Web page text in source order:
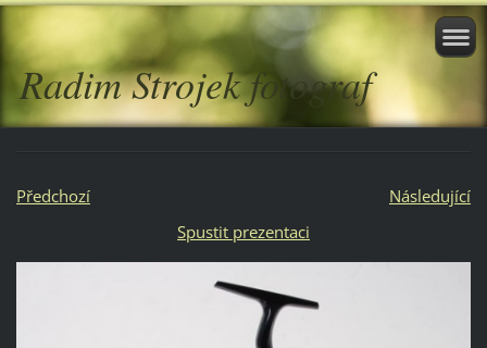
Radim Strojek fotograf
Předchozí
Následující
Spustit prezentaci